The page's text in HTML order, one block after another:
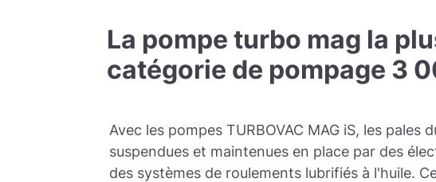
La pompe turbo mag la
catégorie de pompage 3
Avec les pompes TURBOVAC MAG iS, les
suspendues et maintenues en place par des
des systèmes de roulements lubrifiés à l'huile.